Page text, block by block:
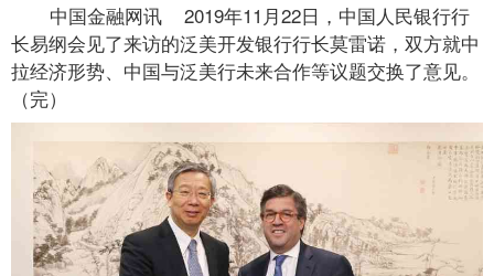
中国金融网讯 2019年11月22日，中国人民银行行
长易纲会见了来访的泛美开发银行行长莫雷诺，双方就中
拉经济形势、中国与泛美行未来合作等议题交换了意见。
（完）